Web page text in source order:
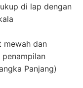
di lap dengan
mewah dan
Panjang)